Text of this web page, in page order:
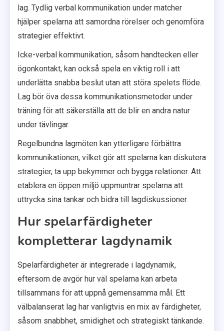
lag. Tydlig verbal kommunikation under matcher
hjälper spelarna att samordna rörelser och genomföra
strategier effektivt.
Icke-verbal kommunikation, såsom handtecken eller
ögonkontakt, kan också spela en viktig roll i att
underlätta snabba beslut utan att störa spelets flöde.
Lag bör öva dessa kommunikationsmetoder under
träning för att säkerställa att de blir en andra natur
under tävlingar.
Regelbundna lagmöten kan ytterligare förbättra
kommunikationen, vilket gör att spelarna kan diskutera
strategier, ta upp bekymmer och bygga relationer. Att
etablera en öppen miljö uppmuntrar spelarna att
uttrycka sina tankar och bidra till lagdiskussioner.
Hur spelarfärdigheter
kompletterar lagdynamik
Spelarfärdigheter är integrerade i lagdynamik,
eftersom de avgör hur väl spelarna kan arbeta
tillsammans för att uppnå gemensamma mål. Ett
välbalanserat lag har vanligtvis en mix av färdigheter,
såsom snabbhet, smidighet och strategiskt tänkande.